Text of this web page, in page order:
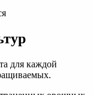
для каждой